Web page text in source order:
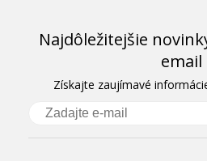
Najdôležitejšie
email
Získajte zaujímavé